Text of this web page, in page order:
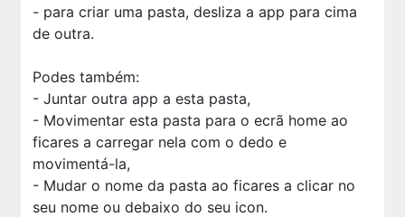
- para criar uma pasta, desliza a app para cima
de outra.
Podes também:
- Juntar outra app a esta pasta,
- Movimentar esta pasta para o ecrã home ao
ficares a carregar nela com o dedo e
movimentá-la,
- Mudar o nome da pasta ao ficares a clicar no
seu nome ou debaixo do seu icon.